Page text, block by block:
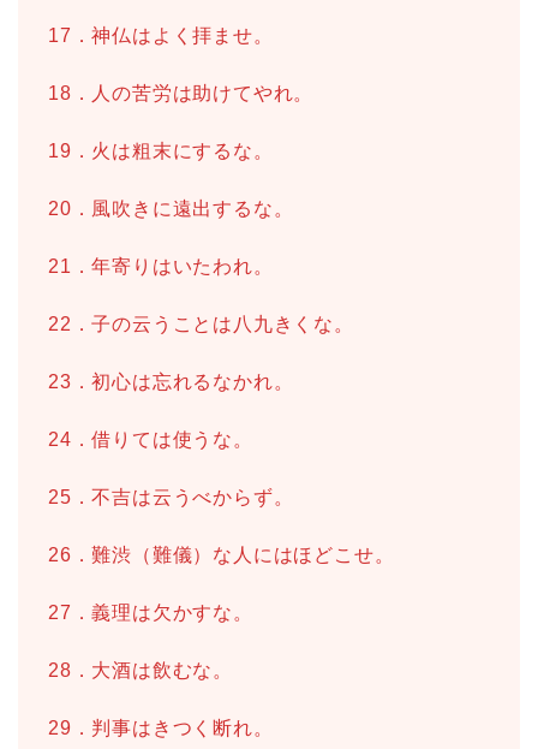
17．神仏はよく拝ませ。
18．人の苦労は助けてやれ。
19．火は粗末にするな。
20．風吹きに遠出するな。
21．年寄りはいたわれ。
22．子の云うことは八九きくな。
23．初心は忘れるなかれ。
24．借りては使うな。
25．不吉は云うべからず。
26．難渋（難儀）な人にはほどこせ。
27．義理は欠かすな。
28．大酒は飲むな。
29．判事はきつく断れ。